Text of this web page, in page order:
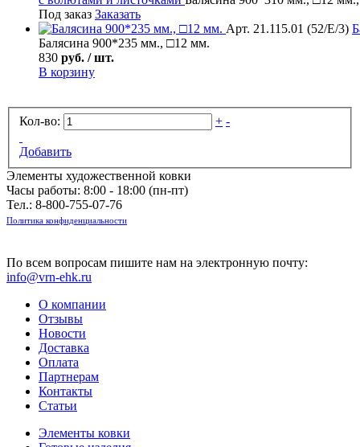
Под заказ Заказать
Арт. 21.115.01 (52/Е/3)
Балясина 900*235 мм., □12 мм.
830 руб. / шт.
В корзину
Кол-во: + -
Добавить
Элементы художественной ковки
Часы работы: 8:00 - 18:00 (пн-пт)
Тел.: 8-800-755-07-76
Политика конфиденциальности
По всем вопросам пишите нам на электронную почту:
info@vrn-ehk.ru
О компании
Отзывы
Новости
Доставка
Оплата
Партнерам
Контакты
Статьи
Элементы ковки